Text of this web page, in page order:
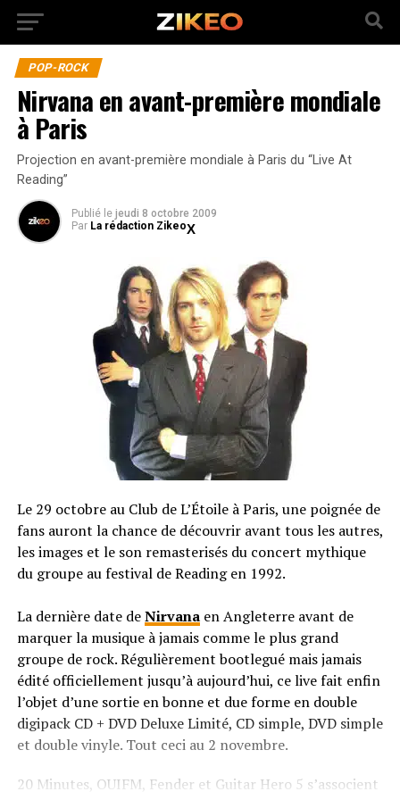
POP-ROCK
Nirvana en avant-première mondiale
à Paris
Projection en avant-première mondiale à Paris du “Live At
Reading”
Publié le jeudi 8 octobre 2009
Par La rédaction Zikeo
Le 29 octobre au Club de L’Étoile à Paris, une poignée de
fans auront la chance de découvrir avant tous les autres,
les images et le son remasterisés du concert mythique
du groupe au festival de Reading en 1992.
La dernière date deNirvanaen Angleterre avant de
marquer la musique à jamais comme le plus grand
groupe de rock. Régulièrement bootlegué mais jamais
édité officiellement jusqu’à aujourd’hui, ce live fait enfin
l’objet d’une sortie en bonne et due forme en double
digipack CD + DVD Deluxe Limité, CD simple, DVD simple
et double vinyle. Tout ceci au 2 novembre.
20 Minutes, OUIFM, Fender et Guitar Hero 5 s’associent